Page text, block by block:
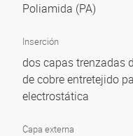
Poliamida (PA)
Inserción
dos capas trenzadas
de cobre entretejido
electrostática
Capa externa